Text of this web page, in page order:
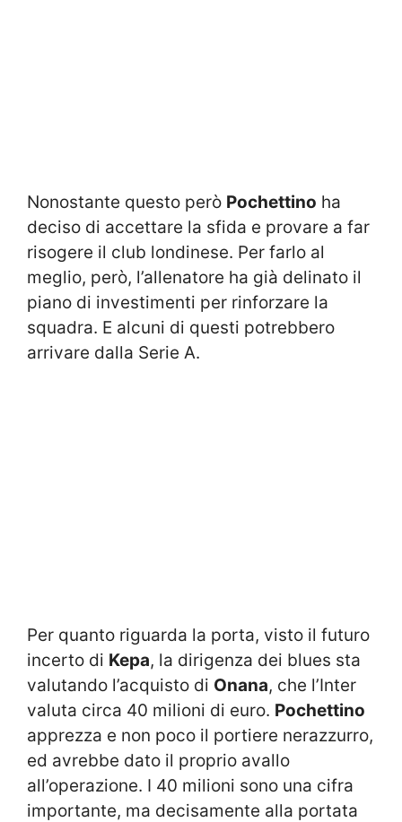
Nonostante questo però Pochettino ha
deciso di accettare la sfida e provare a far
risogere il club londinese. Per farlo al
meglio, però, l’allenatore ha già delinato il
piano di investimenti per rinforzare la
squadra. E alcuni di questi potrebbero
arrivare dalla Serie A.
Per quanto riguarda la porta, visto il futuro
incerto di Kepa, la dirigenza dei blues sta
valutando l’acquisto di Onana, che l’Inter
valuta circa 40 milioni di euro. Pochettino
apprezza e non poco il portiere nerazzurro,
ed avrebbe dato il proprio avallo
all’operazione. I 40 milioni sono una cifra
importante, ma decisamente alla portata